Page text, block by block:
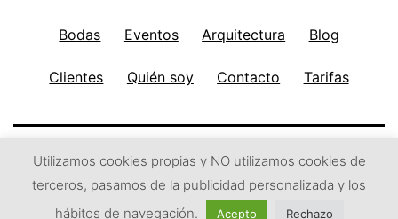
Bodas Eventos Arquitectura Blog
Clientes Quién soy Contacto Tarifas
Ir arriba↑ Subir↑
Utilizamos cookies propias y NO utilizamos cookies de
terceros, pasamos de la publicidad personalizada y los
hábitos de navegación.
Acepto Rechazo